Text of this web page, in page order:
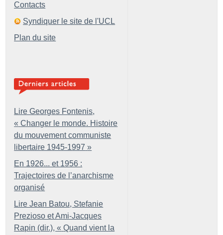
Contacts
Syndiquer le site de l'UCL
Plan du site
Lire Georges Fontenis,
« Changer le monde. Histoire
du mouvement communiste
libertaire 1945-1997 »
En 1926... et 1956 :
Trajectoires de l’anarchisme
organisé
Lire Jean Batou, Stefanie
Prezioso et Ami-Jacques
Rapin (dir.), « Quand vient la